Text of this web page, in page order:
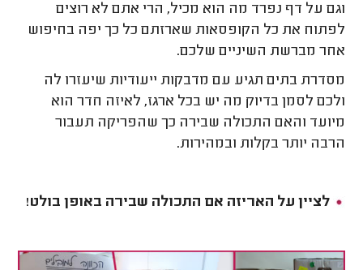
וגם על דף נפרד מה הוא מכיל, הרי אתם לא רוצים
לפתוח את כל הקופסאות שארזתם כל כך יפה בחיפוש
אחר מברשת השיניים שלכם.
מסדרת בתים תגיע עם מדבקות ייעודיות שיעזרו לה
ולכם לסמן בדיוק מה יש בכל ארגז, לאיזה חדר הוא
מיועד והאם התכולה שבירה כך שהפריקה תעבור
הרבה יותר בקלות ובמהירות.
לציין על האריזה אם התכולה שבירה באופן בולט!